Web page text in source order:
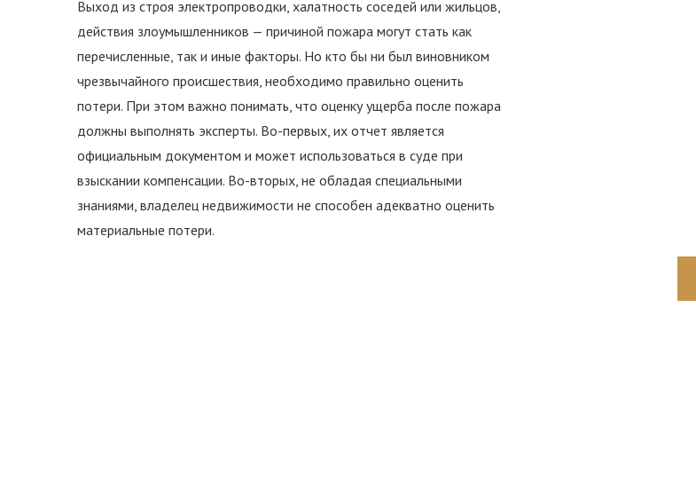
Выход из строя электропроводки, халатность соседей или жильцов,
действия злоумышленников — причиной пожара могут стать как
перечисленные, так и иные факторы. Но кто бы ни был виновником
чрезвычайного происшествия, необходимо правильно оценить
потери. При этом важно понимать, что оценку ущерба после пожара
должны выполнять эксперты. Во-первых, их отчет является
официальным документом и может использоваться в суде при
взыскании компенсации. Во-вторых, не обладая специальными
знаниями, владелец недвижимости не способен адекватно оценить
материальные потери.